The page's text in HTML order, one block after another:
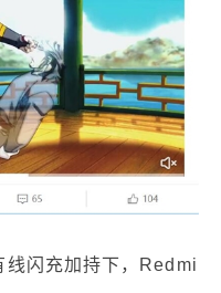
闪充加持下，Redmi